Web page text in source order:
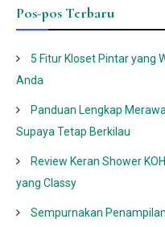
Pos-pos Terbaru
5 Fitur Kloset Pintar yang
Anda
Panduan Lengkap
Supaya Tetap Berkilau
Review Keran Shower
yang Classy
Sempurnakan